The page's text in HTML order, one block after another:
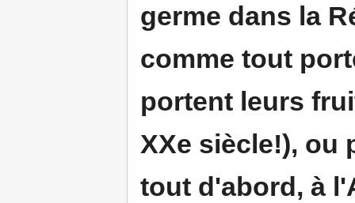
germe dans la
comme tout
portent leurs
XXe siècle!), ou
tout d'abord, à